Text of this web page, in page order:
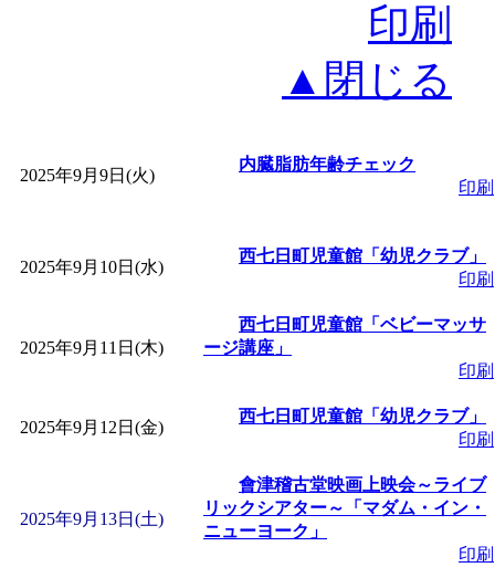
印刷
▲閉じる
2025年9月9日(火)
内臓脂肪年齢チェック
印刷
2025年9月10日(水)
西七日町児童館「幼児クラブ」
印刷
2025年9月11日(木)
西七日町児童館「ベビーマッサ
ージ講座」
印刷
2025年9月12日(金)
西七日町児童館「幼児クラブ」
印刷
2025年9月13日(土)
會津稽古堂映画上映会～ライブ
リックシアター～「マダム・イン・
ニューヨーク」
印刷